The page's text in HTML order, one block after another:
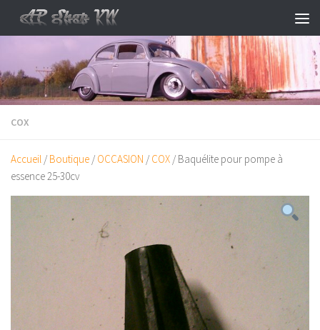
Skip to content
COX
Accueil / Boutique / OCCASION / COX / Baquélite pour pompe à
essence 25-30cv